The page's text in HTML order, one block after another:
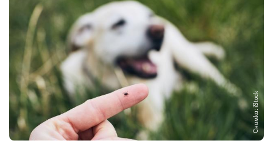
Снимка: iStock